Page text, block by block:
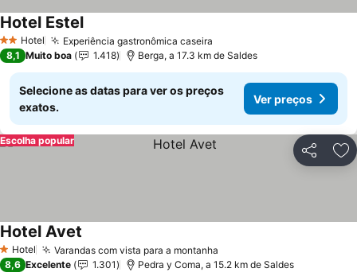
2 Estrelas
Hotel Experiência gastronômica caseira
Hotel Estel
8,1 Muito boa 1.418 Berga, a 17.3 km de Saldes
Selecione as datas para ver os preços
exatos.
Ver preços
Partilhar
Escolha popular
1 Estrelas
Hotel Varandas com vista para a montanha
Hotel Avet
8,6 Excelente 1.301 Pedra y Coma, a 15.2 km de Saldes